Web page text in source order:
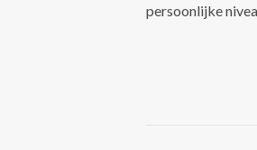
persoonlijke